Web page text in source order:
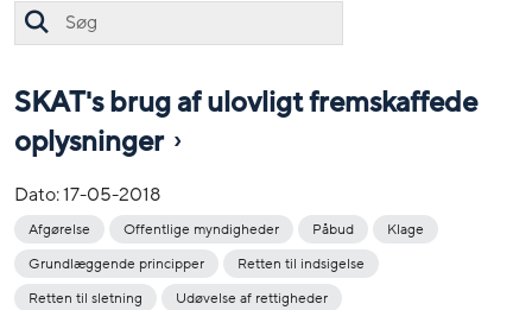
SKAT's brug af ulovligt fremskaffede
oplysninger
Dato:17-05-2018
Afgørelse Offentlige myndigheder Påbud
Klage
Grundlæggende principper
Retten til indsigelse
Retten til sletning
Udøvelse af rettigheder